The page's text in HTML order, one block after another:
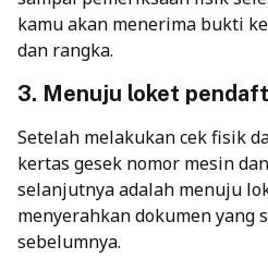
kamu akan menerima bukti
dan rangka.
3. Menuju loket
Setelah melakukan cek fisik
kertas gesek nomor mesin
selanjutnya adalah menuju
menyerahkan dokumen yang
sebelumnya.